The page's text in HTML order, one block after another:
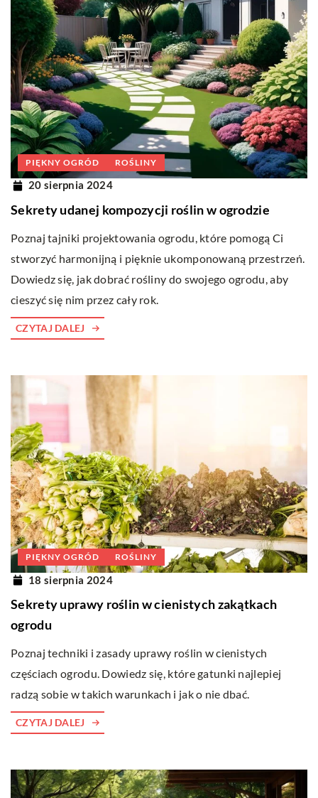
PIĘKNY OGRÓD ROŚLINY
20 sierpnia 2024
Sekrety udanej kompozycji roślin w ogrodzie
Poznaj tajniki projektowania ogrodu, które pomogą Ci
stworzyć harmonijną i pięknie ukomponowaną przestrzeń.
Dowiedz się, jak dobrać rośliny do swojego ogrodu, aby
cieszyć się nim przez cały rok.
CZYTAJ DALEJ
PIĘKNY OGRÓD ROŚLINY
18 sierpnia 2024
Sekrety uprawy roślin w cienistych zakątkach
ogrodu
Poznaj techniki i zasady uprawy roślin w cienistych
częściach ogrodu. Dowiedz się, które gatunki najlepiej
radzą sobie w takich warunkach i jak o nie dbać.
CZYTAJ DALEJ